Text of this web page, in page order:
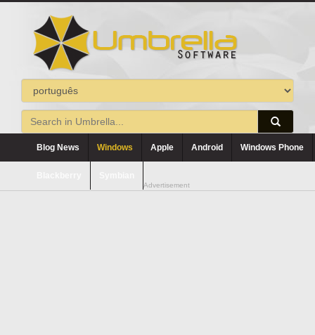
Blog News Windows Apple Android Windows Phone
Advertisement